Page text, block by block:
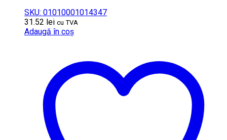
SKU: 01010001014347
31.52 lei cu TVA
Adaugă în coș